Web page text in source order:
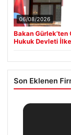
06/08/2026
Bakan Gürlek’ten
Hukuk Devleti
Son Eklenen